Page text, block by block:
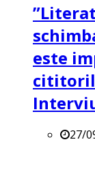
este
27/